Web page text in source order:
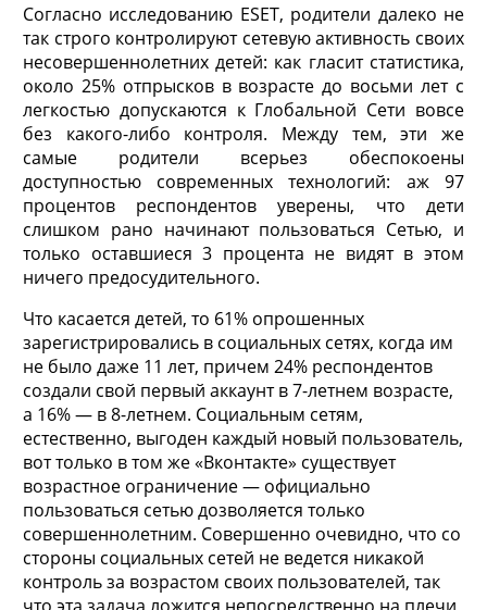
Согласно исследованию ESET, родители далеко не
так строго контролируют сетевую активность своих
несовершеннолетних детей: как гласит статистика,
около 25% отпрысков в возрасте до восьми лет с
легкостью допускаются к Глобальной Сети вовсе
без какого-либо контроля. Между тем, эти же
самые родители всерьез обеспокоены
доступностью современных технологий: аж 97
процентов респондентов уверены, что дети
слишком рано начинают пользоваться Сетью, и
только оставшиеся 3 процента не видят в этом
ничего предосудительного.
Что касается детей, то 61% опрошенных
зарегистрировались в социальных сетях, когда им
не было даже 11 лет, причем 24% респондентов
создали свой первый аккаунт в 7-летнем возрасте,
а 16% — в 8-летнем. Социальным сетям,
естественно, выгоден каждый новый пользователь,
вот только в том же «Вконтакте» существует
возрастное ограничение — официально
пользоваться сетью дозволяется только
совершеннолетним. Совершенно очевидно, что со
стороны социальных сетей не ведется никакой
контроль за возрастом своих пользователей, так